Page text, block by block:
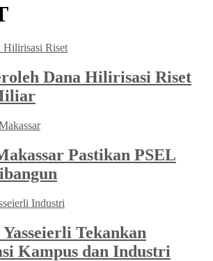
Dana Hilirisasi Riset
Pastikan PSEL
Tekankan
Kampus dan Industri